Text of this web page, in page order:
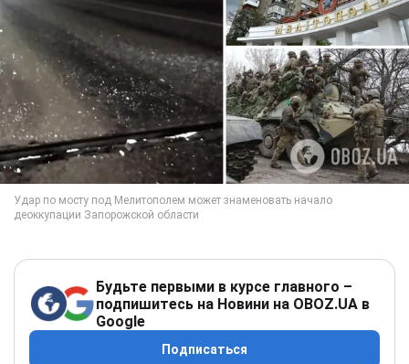
Будьте первыми в курсе главного –
подпишитесь на Новини на OBOZ.UA в
Google
Подписаться